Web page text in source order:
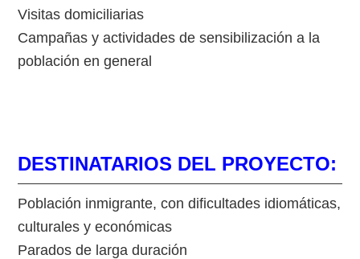
Visitas domiciliarias
Campañas y actividades de sensibilización a la
población en general
DESTINATARIOS DEL PROYECTO:
Población inmigrante, con dificultades idiomáticas,
culturales y económicas
Parados de larga duración